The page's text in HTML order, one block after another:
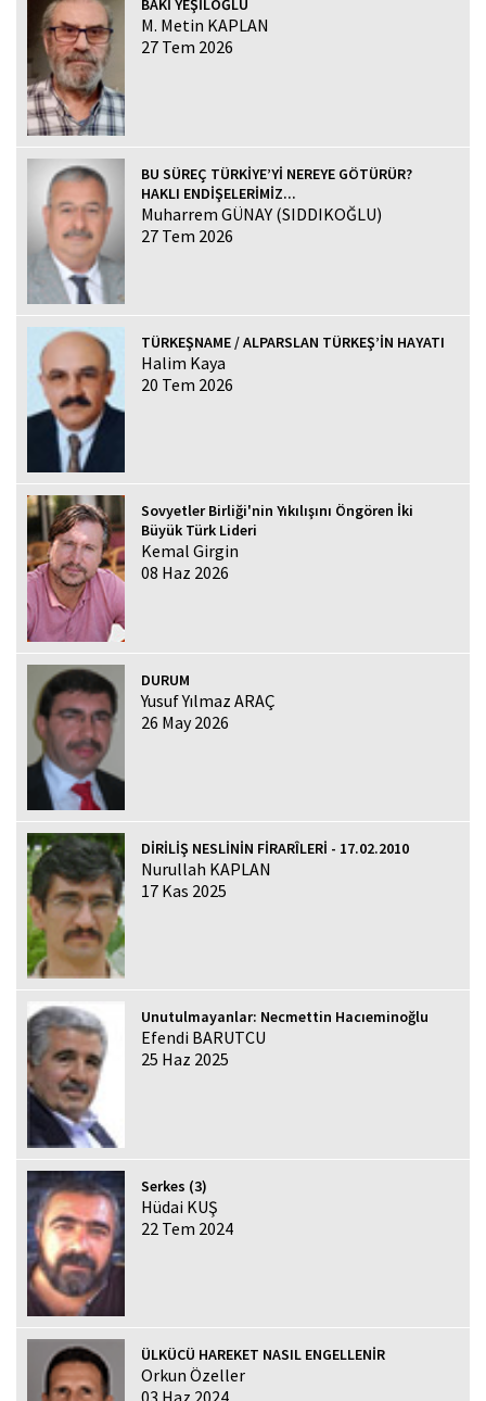
BAKİ YEŞİLOĞLU
M. Metin KAPLAN
27 Tem 2026
BU SÜREÇ TÜRKİYE’Yİ NEREYE GÖTÜRÜR?
HAKLI ENDİŞELERİMİZ...
Muharrem GÜNAY (SIDDIKOĞLU)
27 Tem 2026
TÜRKEŞNAME / ALPARSLAN TÜRKEŞ’İN HAYATI
Halim Kaya
20 Tem 2026
Sovyetler Birliği'nin Yıkılışını Öngören İki
Büyük Türk Lideri
Kemal Girgin
08 Haz 2026
DURUM
Yusuf Yılmaz ARAÇ
26 May 2026
DİRİLİŞ NESLİNİN FİRARÎLERİ - 17.02.2010
Nurullah KAPLAN
17 Kas 2025
Unutulmayanlar: Necmettin Hacıeminoğlu
Efendi BARUTCU
25 Haz 2025
Serkes (3)
Hüdai KUŞ
22 Tem 2024
ÜLKÜCÜ HAREKET NASIL ENGELLENİR
Orkun Özeller
03 Haz 2024